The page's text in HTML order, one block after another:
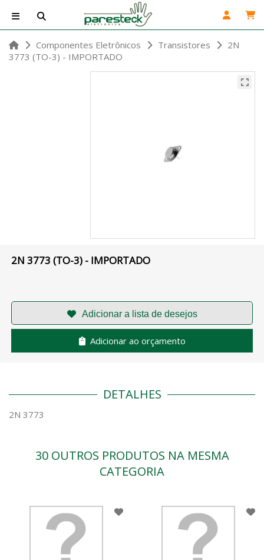
Componentes Eletrônicos Transistores
2N
3773 (TO-3) - IMPORTADO
2N 3773 (TO-3) - IMPORTADO
Adicionar ao orçamento
DETALHES
2N 3773
30 OUTROS PRODUTOS NA MESMA
CATEGORIA